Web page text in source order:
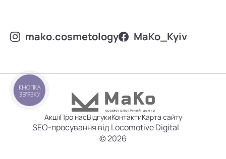
mako.cosmetology MаKo_Kyiv
АкціїПро насВідгукиКонтактиКарта сайту
SEO-просування від Locomotive Digital
© 2026
КНОПКА
ЗВ'ЯЗКУ